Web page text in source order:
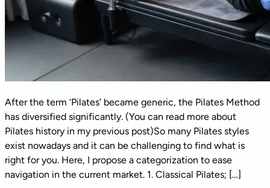
After the term ‘Pilates’ became generic, the Pilates Method
has diversified significantly. (You can read more about
Pilates history in my previous post)So many Pilates styles
exist nowadays and it can be challenging to find what is
right for you. Here, I propose a categorization to ease
navigation in the current market. 1. Classical Pilates; […]